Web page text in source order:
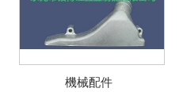
機械配件